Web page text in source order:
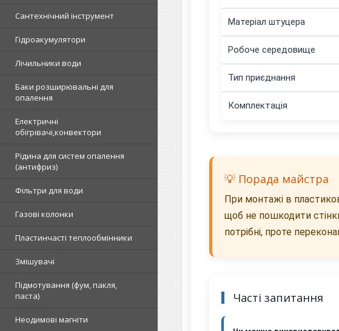
Сантехнічний інструмент
Гідроакумулятори
Лічильники води
Баки розширювальні для
опалення
Електричні
обігрівачі,конвектори
Рідина для систем опалення
(антифриз)
Фільтри для води
Газові колонки
Пластинчасті теплообмінники
Змішувачі
Підмотування (фум, пакля,
паста)
Неодимові магніти
Матеріал штуцера
Робоче середовище
Тип приєднання
Комплектація
💡 Порада майстра
При монтажі в
щоб не пошкодити
потрібні, проте
Часті запитання